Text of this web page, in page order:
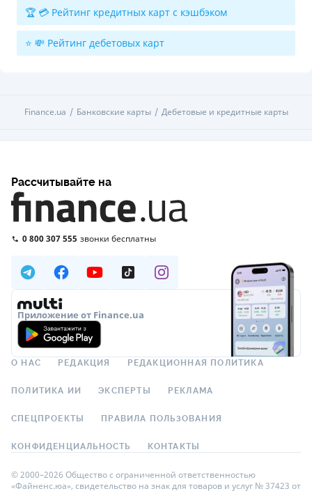
🏆 💳 Рейтинг кредитных карт с кэшбэком
⭐ 💸 Рейтинг дебетовых карт
Finance.ua Банковские карты Дебетовые и кредитные карты
Рассчитывайте на
0 800 307 555 звонки бесплатны
Приложение от Finance.ua
О НАС РЕДАКЦИЯ РЕДАКЦИОННАЯ ПОЛИТИКА
ПОЛИТИКА ИИ ЭКСПЕРТЫ РЕКЛАМА
СПЕЦПРОЕКТЫ ПРАВИЛА ПОЛЬЗОВАНИЯ
КОНФИДЕНЦИАЛЬНОСТЬ КОНТАКТЫ
© 2000–2026 Общество с ограниченной ответственностью
«Файненс.юа», свидетельство на знак для товаров и услуг № 37423 от